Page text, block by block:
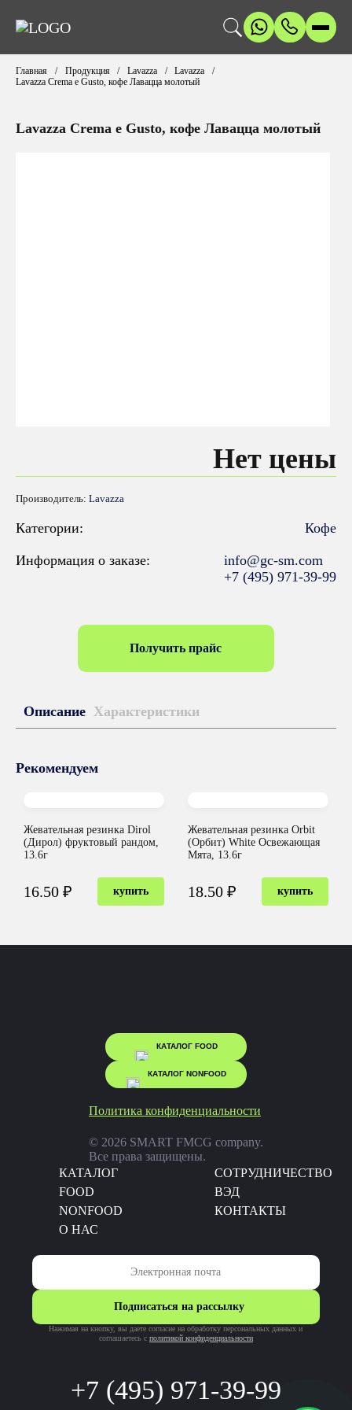
Главная Продукция Lavazza
Lavazza
Lavazza Crema e Gusto, кофе Лавацца молотый
Lavazza Crema e Gusto, кофе Лавацца молотый
Нет цены
Производитель:Lavazza
Категории: Кофе
Информация о заказе:
info@gc-sm.com
+7 (495) 971-39-99
Получить прайс
Описание Характеристики
Рекомендуем
Жевательная резинка Dirol
(Дирол) фруктовый рандом,
13.6г
16.50 ₽ купить
Жевательная резинка Orbit
(Орбит) White Освежающая
Мята, 13.6г
18.50 ₽ купить
КАТАЛОГ FOOD
КАТАЛОГ NONFOOD
Политика конфиденциальности
© 2026 SMART FMCG company.
Все права защищены.
КАТАЛОГ
CОТРУДНИЧЕСТВО
FOOD
ВЭД
NONFOOD
КОНТАКТЫ
О НАС
+7 (495) 971-39-99
Подписаться на рассылку
Нажимая на кнопку, вы даете согласие на обработку персональных данных и
соглашаетесь c политикой конфиденциальности